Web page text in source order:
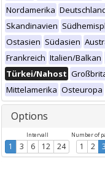
Nordamerika
Skandinavien
Ostasien Südasien
Frankreich Italien/Balkan
Türkei/Nahost
Mittelamerika Osteuropa
Options
Intervall
1 3 6 12 24
Number of
1 2 3